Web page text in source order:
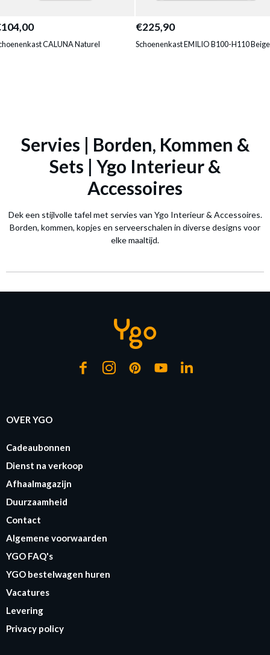
CALUNA Naturel
€225,90
Schoenenkast EMILIO B100-H110 Beige
Servies | Borden, Kommen &
Sets | Ygo Interieur &
Accessoires
Dek een stijlvolle tafel met servies van Ygo Interieur & Accessoires.
Borden, kommen, kopjes en serveerschalen in diverse designs voor
elke maaltijd.
OVER YGO
Cadeaubonnen
Dienst na verkoop
Afhaalmagazijn
Duurzaamheid
Contact
Algemene voorwaarden
YGO FAQ's
YGO bestelwagen huren
Vacatures
Levering
Privacy policy